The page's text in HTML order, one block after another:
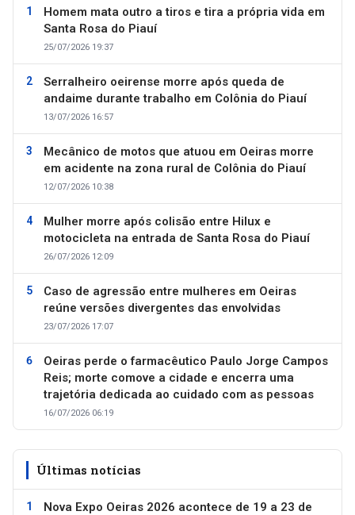
Homem mata outro a tiros e tira a própria vida em
Santa Rosa do Piauí
25/07/2026 19:37
Serralheiro oeirense morre após queda de
andaime durante trabalho em Colônia do Piauí
13/07/2026 16:57
Mecânico de motos que atuou em Oeiras morre
em acidente na zona rural de Colônia do Piauí
12/07/2026 10:38
Mulher morre após colisão entre Hilux e
motocicleta na entrada de Santa Rosa do Piauí
26/07/2026 12:09
Caso de agressão entre mulheres em Oeiras
reúne versões divergentes das envolvidas
23/07/2026 17:07
Oeiras perde o farmacêutico Paulo Jorge Campos
Reis; morte comove a cidade e encerra uma
trajetória dedicada ao cuidado com as pessoas
16/07/2026 06:19
Últimas notícias
Nova Expo Oeiras 2026 acontece de 19 a 23 de